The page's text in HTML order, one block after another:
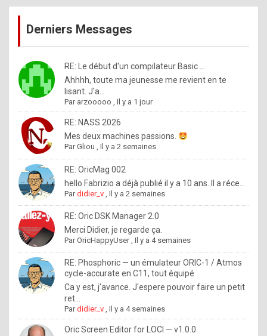
%
m
a
d
b
y
o
l
e
x
.
I
f
y
o
publications
Derniers Messages
RE: Le début d'un compilateur Basic ...
Ahhhh, toute ma jeunesse me revient en te
lisant. J'a...
Par arzooooo ,Il y a 1 jour
RE: NASS 2026
Mes deux machines passions.
ParGliou ,Il y a 2 semaines
RE: OricMag 002
hello Fabrizio a déjà publié il y a 10 ans. Il a réce...
Pardidier_v ,Il y a 2 semaines
RE: Oric DSK Manager 2.0
Merci Didier, je regarde ça.
ParOricHappyUser,Il y a 4 semaines
RE: Phosphoric — un émulateur ORIC-1 / Atmos
cycle-accurate en C11, tout équipé
Ca y est, j'avance. J'espere pouvoir faire un petit
ret...
Pardidier_v ,Il y a 4 semaines
Oric Screen Editor for LOCI — v1.0.0